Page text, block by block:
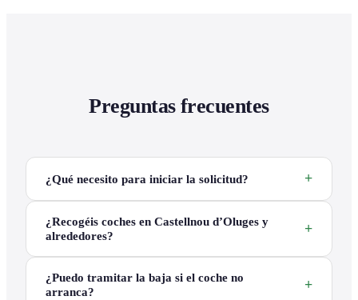
Preguntas frecuentes
¿Qué necesito para iniciar la solicitud?
¿Recogéis coches en Castellnou d’Oluges y
alrededores?
¿Puedo tramitar la baja si el coche no
arranca?